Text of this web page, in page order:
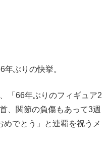
ぶりの快挙。
「66年ぶりのフィギュア2
、関節の負傷もあって3週
でとう」と連覇を祝うメ